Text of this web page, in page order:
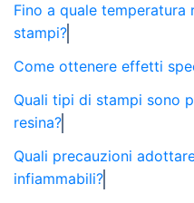
Fino a quale
stampi?
Come ottenere effetti
Quali tipi di stampi sono
resina?
Quali precauzioni
infiammabili?